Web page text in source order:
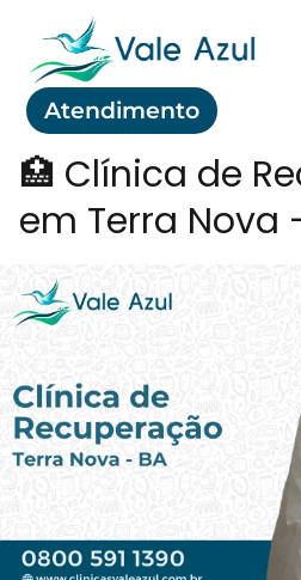
Atendimento
🏥 Clínica de
em Terra Nova